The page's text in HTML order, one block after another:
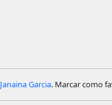
Janaina Garcia. Marcar como